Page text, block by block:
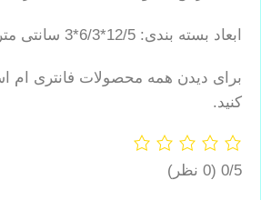
ابعاد بسته بندی: 12/5*6/3*3 سانتی متر
برای دیدن همه محصولات فانتری ام
کنید.
0/5 (0 نظر)